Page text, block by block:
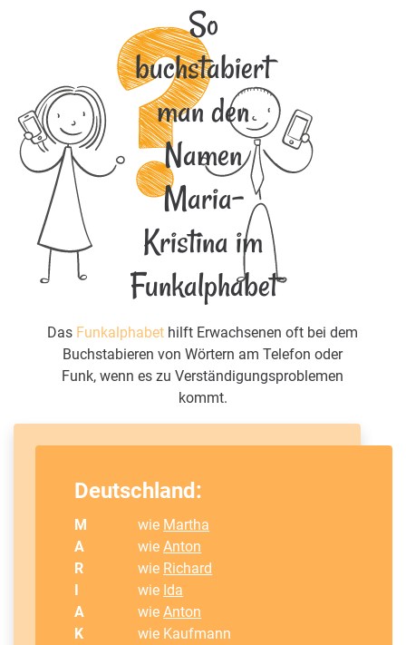
So
buchstabiert
man den
Namen
Maria-
Kristina im
Funkalphabet
Das Funkalphabet hilft Erwachsenen oft bei dem
Buchstabieren von Wörtern am Telefon oder
Funk, wenn es zu Verständigungsproblemen
kommt.
Deutschland:
M wie Martha
A
wieAnton
R
wie Richard
I
wie Ida
A
wieAnton
K
wie Kaufmann